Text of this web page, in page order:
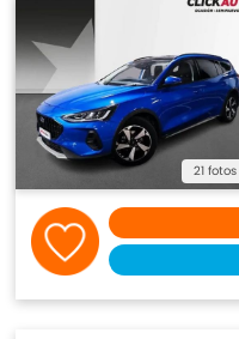
21 fotos